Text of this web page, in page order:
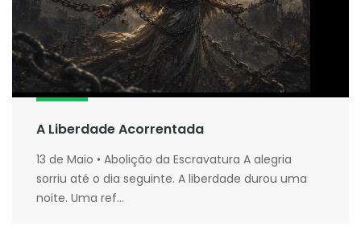
A Liberdade Acorrentada
13 de Maio • Abolição da Escravatura A alegria
sorriu até o dia seguinte. A liberdade durou uma
noite. Uma ref...